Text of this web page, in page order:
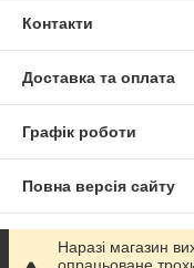
Контакти
Доставка та оплата
Графік роботи
Повна версія сайту
Сайт створено на
Наразі магазин